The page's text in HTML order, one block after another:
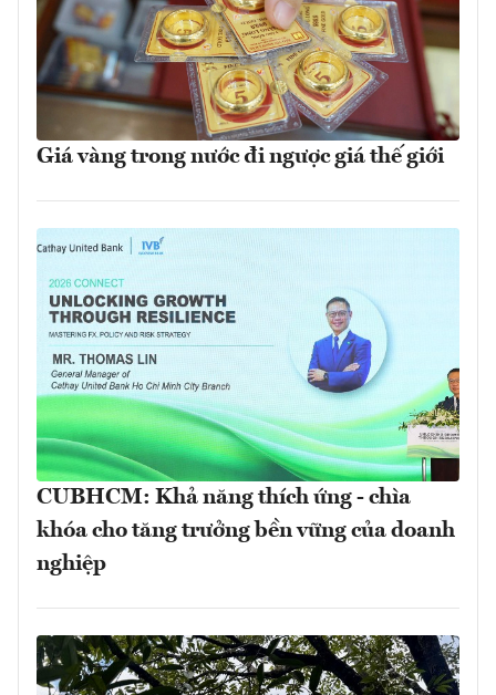
Giá vàng trong nước đi ngược giá thế giới
CUBHCM: Khả năng thích ứng - chìa
khóa cho tăng trưởng bền vững của doanh
nghiệp